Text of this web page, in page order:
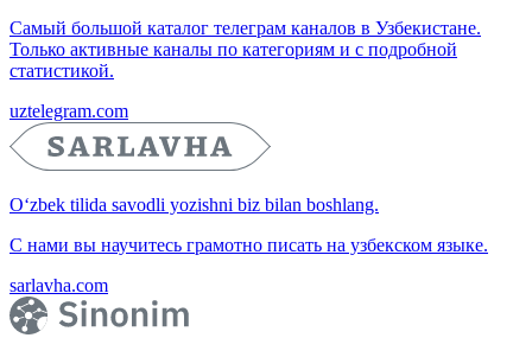
Самый большой каталог телеграм каналов в Узбекистане.
Только активные каналы по категориям и с подробной
статистикой.
uztelegram.com
O‘zbek tilida savodli yozishni biz bilan boshlang.
С нами вы научитесь грамотно писать на узбекском языке.
sarlavha.com